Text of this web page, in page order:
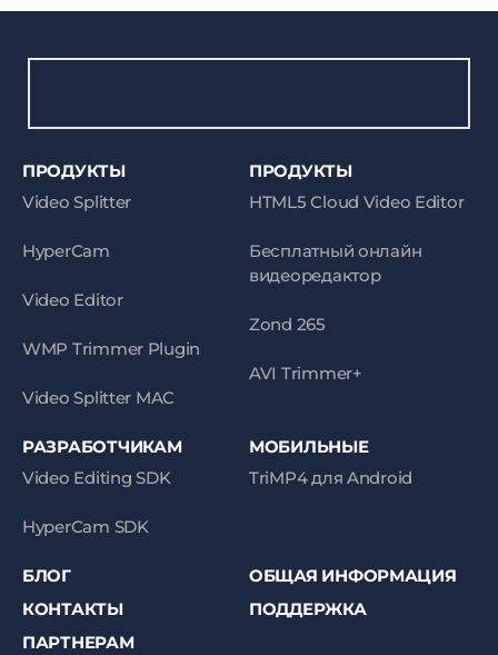
ПРОДУКТЫ
Video Splitter
HyperCam
Video Editor
WMP Trimmer Plugin
Video Splitter MAC
ПРОДУКТЫ
HTML5 Cloud Video Editor
Бесплатный онлайн
видеоредактор
Zond 265
AVI Trimmer+
РАЗРАБОТЧИКАМ
Video Editing SDK
HyperCam SDK
МОБИЛЬНЫЕ
TriMP4 для Android
БЛОГ
ОБЩАЯ ИНФОРМАЦИЯ
КОНТАКТЫ
ПОДДЕРЖКА
ПАРТНЕРАМ